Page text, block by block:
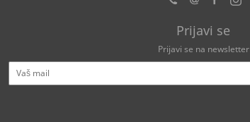
Prijavi se
Prijavi se na newsletter